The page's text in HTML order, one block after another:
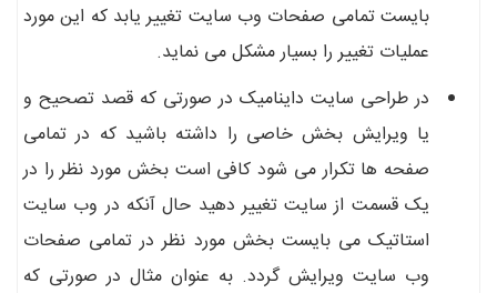
بایست تمامی صفحات وب سایت تغییر یابد که این مورد
عملیات تغییر را بسیار مشکل می نماید.
در طراحی سایت داینامیک در صورتی که قصد تصحیح و
یا ویرایش بخش خاصی را داشته باشید که در تمامی
صفحه ها تکرار می شود کافی است بخش مورد نظر را در
یک قسمت از سایت تغییر دهید حال آنکه در وب سایت
استاتیک می بایست بخش مورد نظر در تمامی صفحات
وب سایت ویرایش گردد. به عنوان مثال در صورتی که